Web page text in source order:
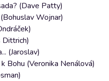
(Dave Patty)
Wojnar)
(Jaroslav)
Bohu (Veronika Nenálová)